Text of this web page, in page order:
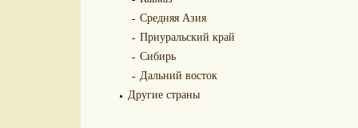
Средняя Азия
Приуральский край
Сибирь
Дальний восток
Другие страны